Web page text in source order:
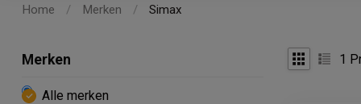
Home / Merken / Simax
Merken
Alle merken
1